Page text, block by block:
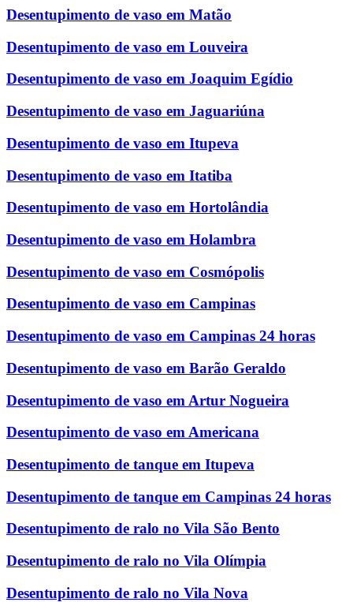
Desentupimento de vaso em Matão
Desentupimento de vaso em Louveira
Desentupimento de vaso em Joaquim Egídio
Desentupimento de vaso em Jaguariúna
Desentupimento de vaso em Itupeva
Desentupimento de vaso em Itatiba
Desentupimento de vaso em Hortolândia
Desentupimento de vaso em Holambra
Desentupimento de vaso em Cosmópolis
Desentupimento de vaso em Campinas
Desentupimento de vaso em Campinas 24 horas
Desentupimento de vaso em Barão Geraldo
Desentupimento de vaso em Artur Nogueira
Desentupimento de vaso em Americana
Desentupimento de tanque em Itupeva
Desentupimento de tanque em Campinas 24 horas
Desentupimento de ralo no Vila São Bento
Desentupimento de ralo no Vila Olímpia
Desentupimento de ralo no Vila Nova